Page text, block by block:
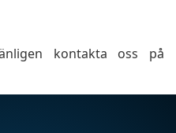
kontakta oss på